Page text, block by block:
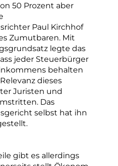
50 Prozent aber
Paul Kirchhof
Zumutbaren. Mit
legte das
jeder Steuerbürger
behalten
dieses
Juristen und
Das
selbst hat ihn
gibt es allerdings